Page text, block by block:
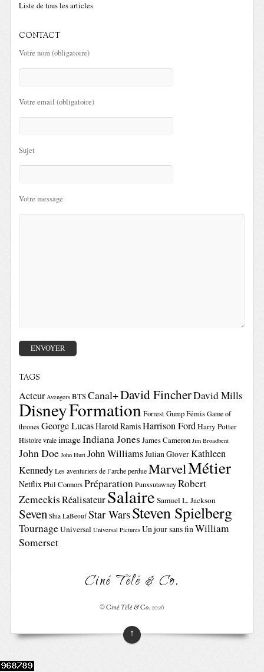
Liste de tous les articles
CONTACT
Votre nom (obligatoire)
Votre email (obligatoire)
Sujet
Votre message
TAGS
Acteur Avengers BTSCanal+David FincherDavid Mills
DisneyFormationForrest GumpFémis Game of
thrones George LucasHarold RamisHarrison FordHarry Potter
Histoire vraie imageIndiana Jones James Cameron Jim Broadbent
John Doe John Hurt John WilliamsJulian GloverKathleen
Kennedy Les aventuriers de l’arche perdue MarvelMétier
NetflixPhil ConnorsPréparation Punxsutawney Robert
ZemeckisRéalisateurSalaire Samuel L. Jackson
Seven Shia LaBeouf Star WarsSteven Spielberg
TournageUniversal Universal Pictures Un jour sans finWilliam
Somerset
Ciné Télé & Co.
©Ciné Télé & Co.2026
↑